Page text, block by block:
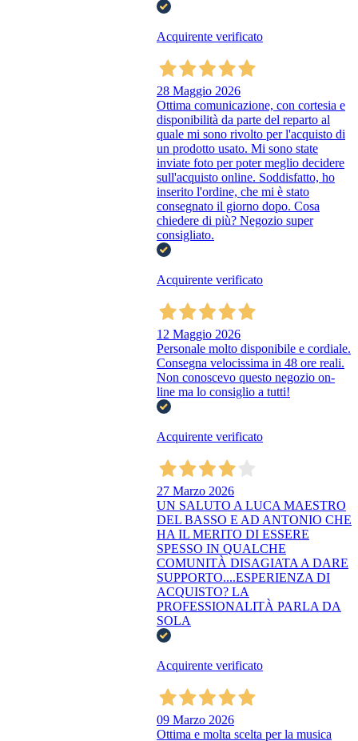
Acquirente verificato
28 Maggio 2026
Ottima comunicazione, con cortesia e
disponibilità da parte del reparto al
quale mi sono rivolto per l'acquisto di
un prodotto usato. Mi sono state
inviate foto per poter meglio decidere
sull'acquisto online. Soddisfatto, ho
inserito l'ordine, che mi è stato
consegnato il giorno dopo. Cosa
chiedere di più? Negozio super
consigliato.
Acquirente verificato
12 Maggio 2026
Personale molto disponibile e cordiale.
Consegna velocissima in 48 ore reali.
Non conoscevo questo negozio on-
line ma lo consiglio a tutti!
Acquirente verificato
27 Marzo 2026
UN SALUTO A LUCA MAESTRO
DEL BASSO E AD ANTONIO CHE
HA IL MERITO DI ESSERE
SPESSO IN QUALCHE
COMUNITÀ DISAGIATA A DARE
SUPPORTO....ESPERIENZA DI
ACQUISTO? LA
PROFESSIONALITÀ PARLA DA
SOLA
Acquirente verificato
09 Marzo 2026
Ottima e molta scelta per la musica